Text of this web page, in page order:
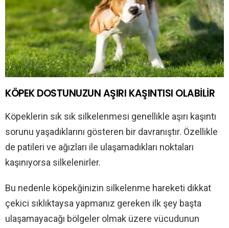
KÖPEK DOSTUNUZUN AŞIRI KAŞINTISI OLABİLİR
Köpeklerin sık sık silkelenmesi genellikle aşırı kaşıntı
sorunu yaşadıklarını gösteren bir davranıştır. Özellikle
de patileri ve ağızları ile ulaşamadıkları noktaları
kaşınıyorsa silkelenirler.
Bu nedenle köpekğinizin silkelenme hareketi dikkat
çekici sıklıktaysa yapmanız gereken ilk şey başta
ulaşamayacağı bölgeler olmak üzere vücudunun